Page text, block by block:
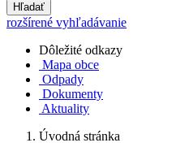
Hľadať
rozšírené vyhľadávanie
Dôležité odkazy
Mapa obce
Odpady
Dokumenty
Aktuality
Úvodná stránka